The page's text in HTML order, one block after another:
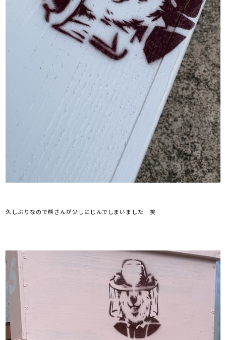
久しぶりなので熊さんが少しにじんでしまいました 笑